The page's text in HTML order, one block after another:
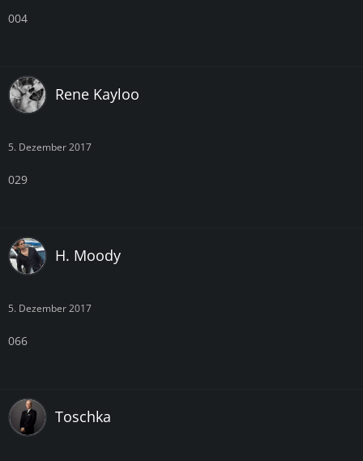
004
Rene Kayloo
5. Dezember 2017
029
H. Moody
5. Dezember 2017
066
Toschka